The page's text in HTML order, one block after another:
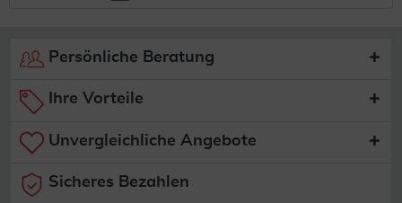
Persönliche Beratung
Ihre Vorteile
Unvergleichliche Angebote
Sicheres Bezahlen